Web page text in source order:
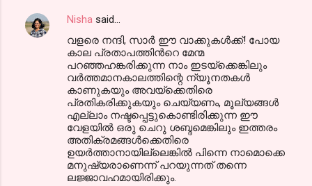
Nisha said…
വളരെ നന്ദി, സാര്‍ ഈ വാക്കുകള്‍ക്ക്! പോയ
കാല പ്രതാപത്തിന്‍റെ മേന്മ
പറഞ്ഞഹങ്കരിക്കുന്ന നാം ഇടയ്ക്കെങ്കിലും
വര്‍ത്തമാനകാലത്തിന്റെ ന്യൂനതകള്‍
കാണുകയും അവയ്ക്കെതിരെ
പ്രതികരിക്കുകയും ചെയ്യണം, മൂല്യങ്ങള്‍
എല്ലാം നഷ്ടപ്പെട്ടുകൊണ്ടിരിക്കുന്ന ഈ
വേളയില്‍ ഒരു ചെറു ശബ്ദമെങ്കിലും ഇത്തരം
അതിക്രമങ്ങള്‍ക്കെതിരെ
ഉയര്‍ത്താനായില്ലെങ്കില്‍ പിന്നെ നാമൊക്കെ
മനുഷ്യരാണെന്ന് പറയുന്നത് തന്നെ
ലജ്ജാവഹമായിരിക്കും.